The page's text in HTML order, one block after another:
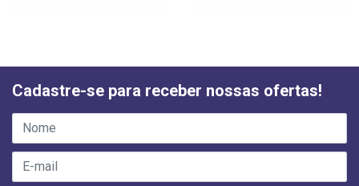
Cadastre-se para receber nossas ofertas!